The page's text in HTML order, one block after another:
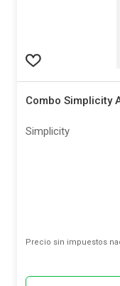
Combo Simplicity
Simplicity
Precio sin impuestos